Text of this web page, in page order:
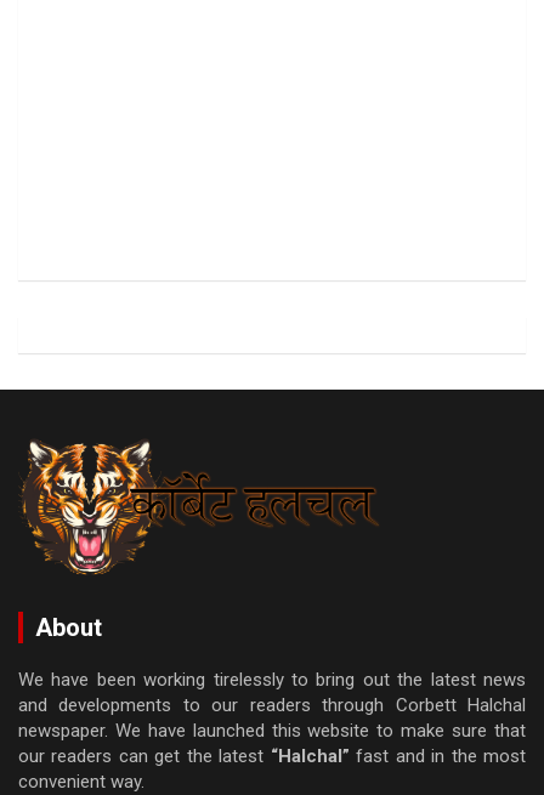
About
We have been working tirelessly to bring out the latest news
and developments to our readers through Corbett Halchal
newspaper. We have launched this website to make sure that
our readers can get the latest “Halchal” fast and in the most
convenient way.